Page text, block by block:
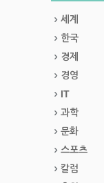
세계
한국
경제
경영
IT
과학
문화
스포츠
칼럼